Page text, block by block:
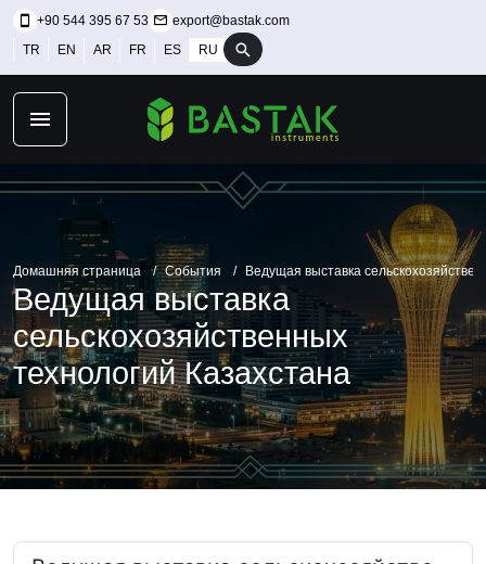
+90 544 395 67 53
export@bastak.com
TR
EN AR FR ES RU
Домашняя страница События Ведущая выставка
Ведущая выставка
сельскохозяйственных
технологий Казахстана